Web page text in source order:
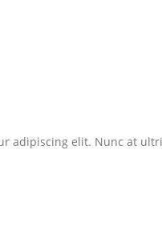
adipiscing elit. Nunc at